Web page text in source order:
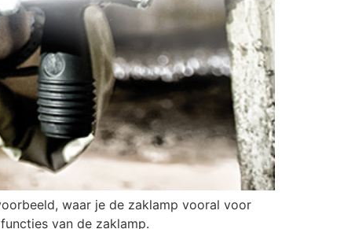
waar je de zaklamp vooral voor
van de zaklamp.